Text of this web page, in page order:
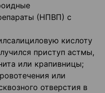
(НПВП) с
кислоту
приступ астмы,
или крапивницы;
или
отверстия в